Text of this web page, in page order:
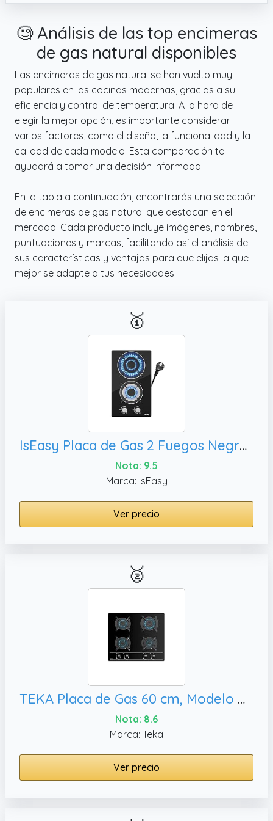
🧐 Análisis de las top encimeras
de gas natural disponibles
Las encimeras de gas natural se han vuelto muy
populares en las cocinas modernas, gracias a su
eficiencia y control de temperatura. A la hora de
elegir la mejor opción, es importante considerar
varios factores, como el diseño, la funcionalidad y la
calidad de cada modelo. Esta comparación te
ayudará a tomar una decisión informada.
En la tabla a continuación, encontrarás una selección
de encimeras de gas natural que destacan en el
mercado. Cada producto incluye imágenes, nombres,
puntuaciones y marcas, facilitando así el análisis de
sus características y ventajas para que elijas la que
mejor se adapte a tus necesidades.
🥇
IsEasy Placa de Gas 2 Fuegos Negro,Cristal Negro
Nota: 9.5
Marca: IsEasy
Ver precio
🥈
TEKA Placa de Gas 60 cm, Modelo GBC 64000 KBN
Nota: 8.6
Marca: Teka
Ver precio